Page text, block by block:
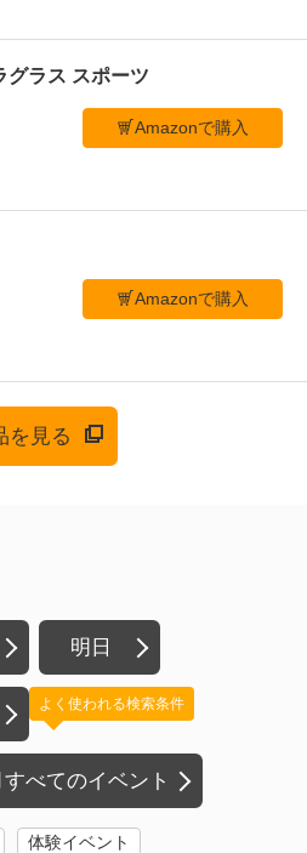
グラス スポーツ
Amazonで購入
Amazonで購入
を見る
明日
すべてのイベント
よく使われる検索条件
体験イベント